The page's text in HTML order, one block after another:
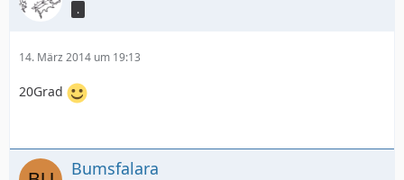
.
14. März 2014 um 19:13
20Grad
Bumsfalara